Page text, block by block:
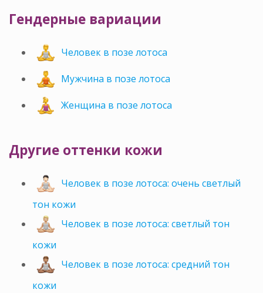
Гендерные вариации
Человек в позе лотоса
Мужчина в позе лотоса
Женщина в позе лотоса
Другие оттенки кожи
Человек в позе лотоса: очень светлый
тон кожи
Человек в позе лотоса: светлый тон
кожи
Человек в позе лотоса: средний тон
кожи